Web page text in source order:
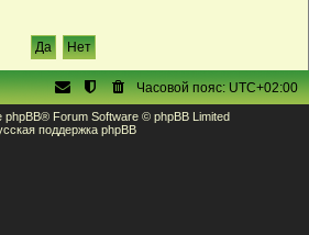
Часовой пояс:UTC+02:00
phpBB® Forum Software © phpBB Limited
поддержка phpBB